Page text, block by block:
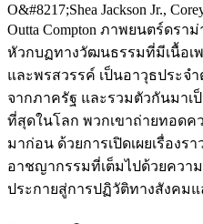
O&#8217;Shea Jackson Jr.,
Outta Compton ภาพยนตร์ดร
หัวกบฏทางวัฒนธรรมที่มีเนื้อเ
และพรสวรรค์ เป็นอาวุธประจ
จากภาครัฐ และรวมตัวกันมาเ
ที่สุดในโลก พวกเขาถ่ายทอดค
มาก่อน ด้วยการเปิดเผยเรื่องร
อาชญากรรมที่เต็มไปด้วยควา
ประกายสู่การปฏิวัติทางสังคม